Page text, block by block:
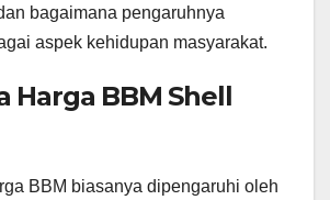
bagaimana pengaruhnya
aspek kehidupan masyarakat.
Harga BBM Shell
BBM biasanya dipengaruhi oleh